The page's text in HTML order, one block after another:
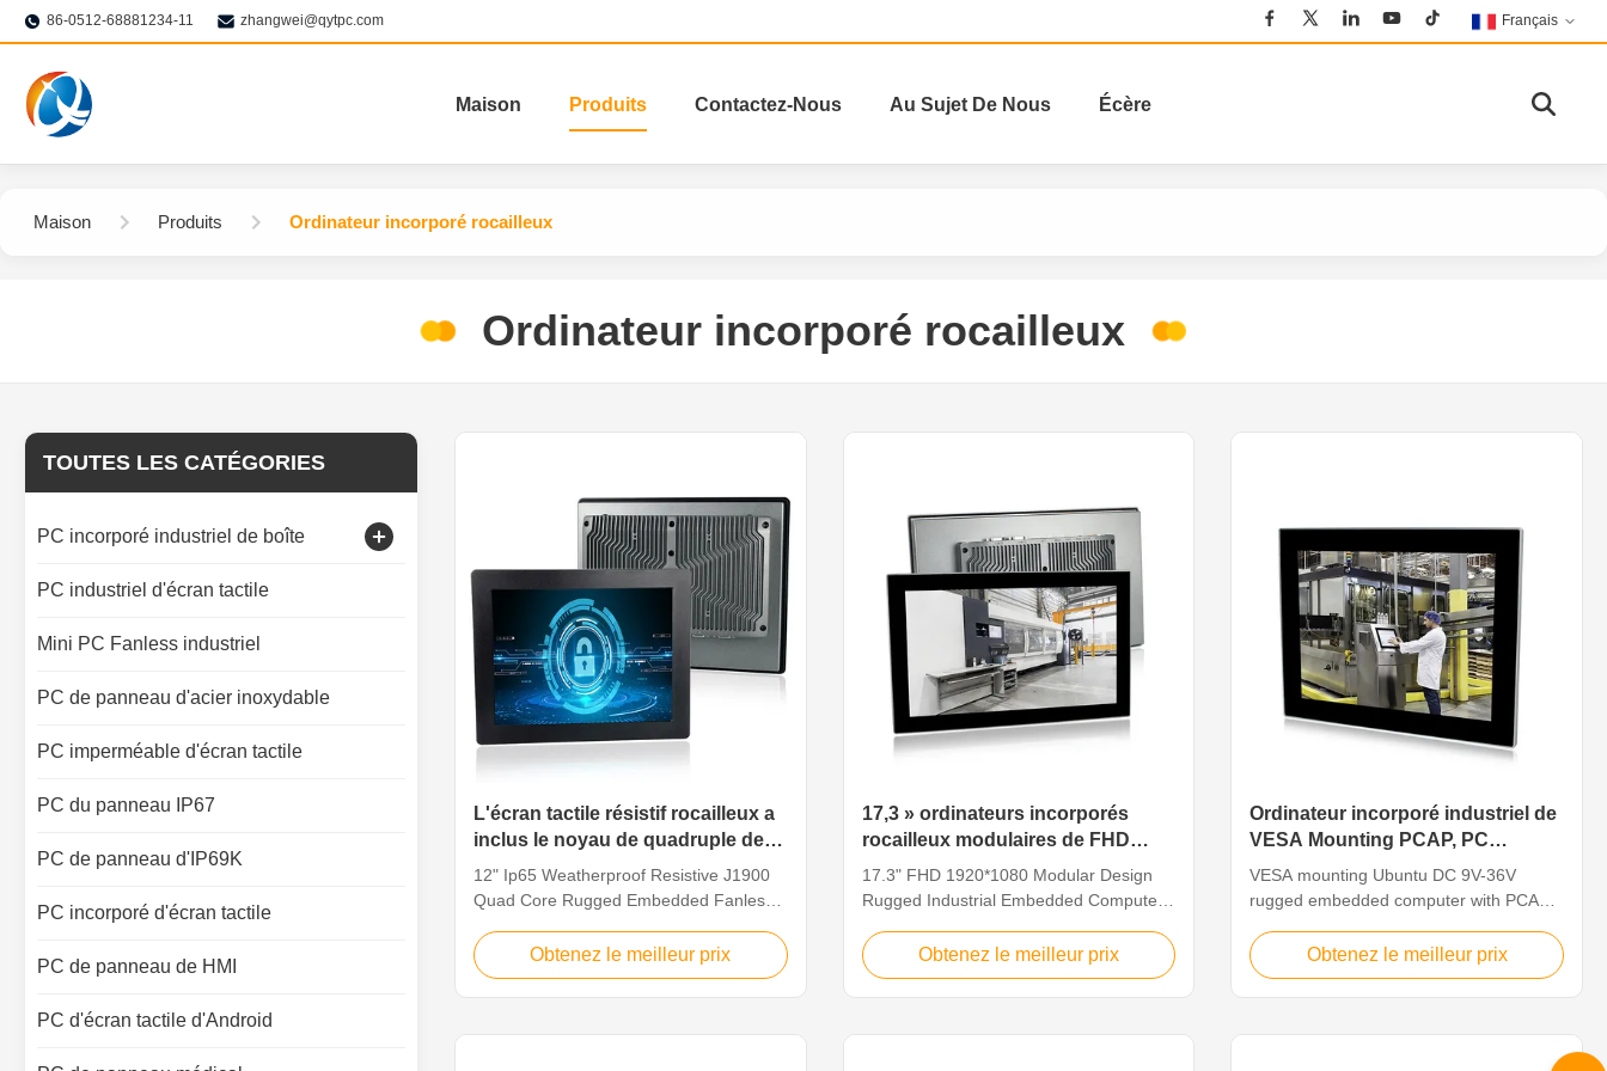
86-0512-68881234-11 zhangwei@qytpc.com Français
Maison Produits Contactez-Nous Au Sujet De Nous Écère
Maison Produits Ordinateur incorporé rocailleux
Ordinateur incorporé rocailleux
TOUTES LES CATÉGORIES
PC incorporé industriel de boîte
Moniteur capacitif de contact
PC industriel d'écran tactile
Mini PC Fanless industriel
PC de panneau d'acier inoxydable
PC imperméable d'écran tactile
PC du panneau IP67
PC de panneau d'IP69K
PC incorporé d'écran tactile
PC de panneau de HMI
PC d'écran tactile d'Android
L'écran tactile résistif rocailleux a
inclus le noyau de quadruple de
l'ordinateur J1900
12" Ip65 Weatherproof Resistive J1900
Quad Core Rugged Embedded Fanless
Our industrial multi-touch panel PCs are
reliable, durable, and provide industrial
OEMs and machinery manufacturers with
Obtenez le meilleur prix
17,3 » ordinateurs incorporés
rocailleux modulaires de FHD
pour l'automatisation industrielle
17.3" FHD 1920*1080 Modular Design
Rugged Industrial Embedded Computer
industrial panel pc can be widely used in
the communications and control terminal
of the telecommunications, electricity,
Obtenez le meilleur prix
Ordinateur incorporé industriel de
VESA Mounting PCAP, PC
industriel d'Ubuntu Linux
VESA mounting Ubuntu DC 9V-36V
rugged embedded computer with PCAP
pc can be widely used in the
communications and control terminal of
the telecommunications, electricity,
Obtenez le meilleur prix